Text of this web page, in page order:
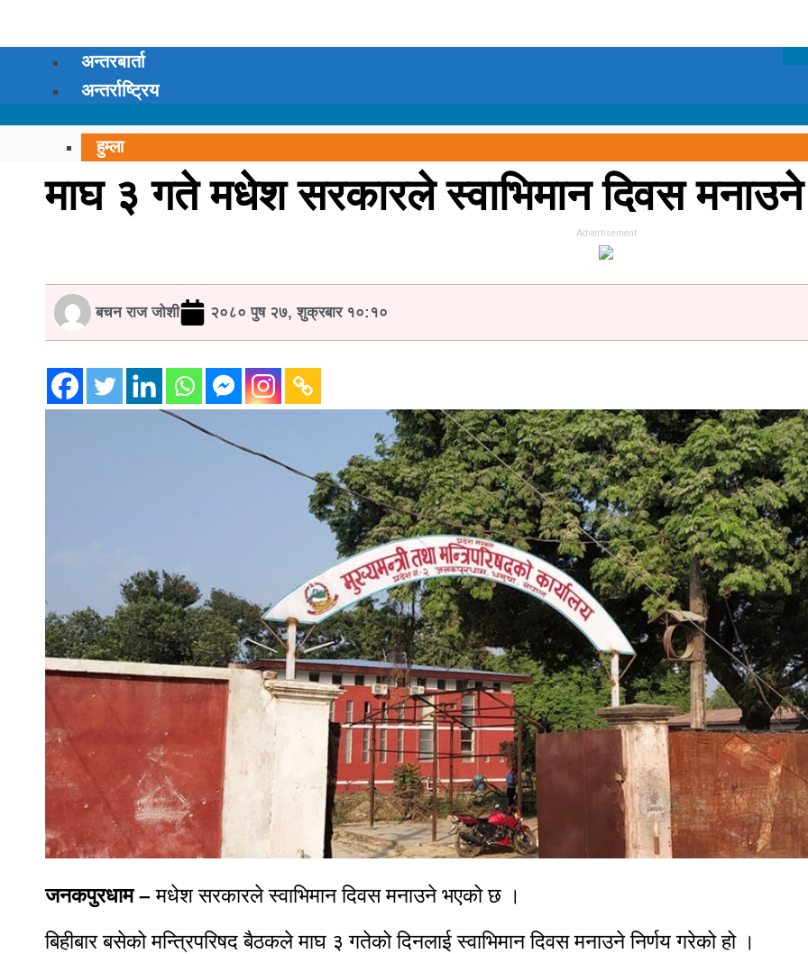
अन्तरबार्ता
अन्तर्राष्ट्रिय
हुम्ला
सल्यान
दैलेख
डोल्पा
जुम्ला
कालिकोट
घटना
खेलकुद
मुख्य समाचार
राजनीति
युटुब भिडियो
साप्ताहिक
मासिक
बार्षिक
दैनिक
समाचार
विचार
शिक्षा
माघ ३ गते मधेश सरकारले स्वाभिमान दिवस मनाउने
Advertisement
बचन राज जोशी २०८० पुष २७, शुक्रबार १०:१०
जनकपुरधाम – मधेश सरकारले स्वाभिमान दिवस मनाउने भएको छ ।
बिहीबार बसेको मन्त्रिपरिषद बैठकले माघ ३ गतेको दिनलाई स्वाभिमान दिवस मनाउने निर्णय गरेको हो ।